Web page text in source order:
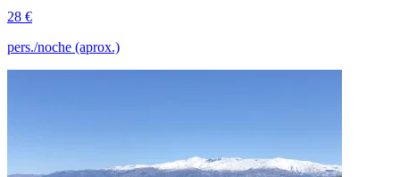
28 €
pers./noche (aprox.)